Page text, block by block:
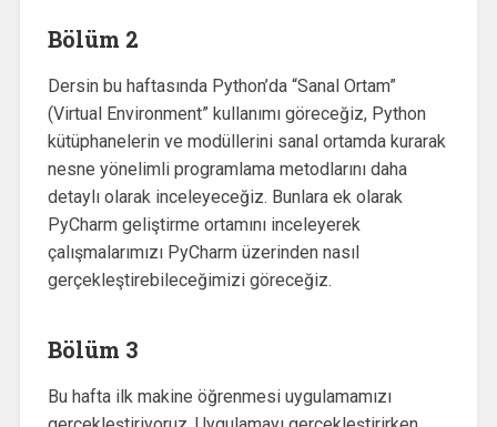
Bölüm 2
Dersin bu haftasında Python’da “Sanal Ortam”
(Virtual Environment” kullanımı göreceğiz, Python
kütüphanelerin ve modüllerini sanal ortamda kurarak
nesne yönelimli programlama metodlarını daha
detaylı olarak inceleyeceğiz. Bunlara ek olarak
PyCharm geliştirme ortamını inceleyerek
çalışmalarımızı PyCharm üzerinden nasıl
gerçekleştirebileceğimizi göreceğiz.
Bölüm 3
Bu hafta ilk makine öğrenmesi uygulamamızı